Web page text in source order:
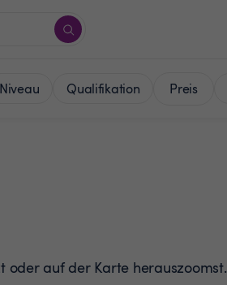
Niveau Qualifikation Preis
oder auf der Karte herauszoomst.